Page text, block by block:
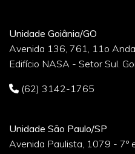
Unidade Goiânia/GO
Avenida 136, 761, 11o
Edifício NASA - Setor Sul.
(62) 3142-1765
Unidade São Paulo/SP
Avenida Paulista, 1079 - 7º